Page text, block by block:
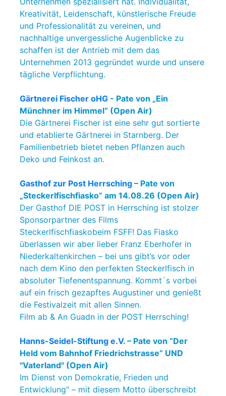
Kreativität, Leidenschaft, künstlerische Freude
und Professionalität zu vereinen, und
nachhaltige unvergessliche Augenblicke zu
schaffen ist der Antrieb mit dem das
Unternehmen 2013 gegründet wurde und unsere
tägliche Verpflichtung.
Gärtnerei Fischer oHG - Pate von „Ein
Münchner im Himmel“ (Open Air)
Die Gärtnerei Fischer ist eine sehr gut sortierte
und etablierte Gärtnerei in Starnberg. Der
Familienbetrieb bietet neben Pflanzen auch
Deko und Feinkost an.
Gasthof zur Post Herrsching – Pate von
„Steckerlfischfiasko” am 14.08.26 (Open Air)
Der Gasthof DIE POST in Herrsching ist stolzer
Sponsorpartner des Films
Steckerlfischfiaskobeim FSFF! Das Fiasko
überlassen wir aber lieber Franz Eberhofer in
Niederkaltenkirchen – bei uns gibt’s vor oder
nach dem Kino den perfekten Steckerlfisch in
absoluter Tiefenentspannung. Kommt´s vorbei
auf ein frisch gezapftes Augustiner und genießt
die Festivalzeit mit allen Sinnen.
Film ab & An Guadn in der POST Herrsching!
Hanns-Seidel-Stiftung e.V. – Pate von “Der
Held vom Bahnhof Friedrichstrasse” UND
"Vaterland" (Open Air)
Im Dienst von Demokratie, Frieden und
Entwicklung" – mit diesem Motto überschreibt